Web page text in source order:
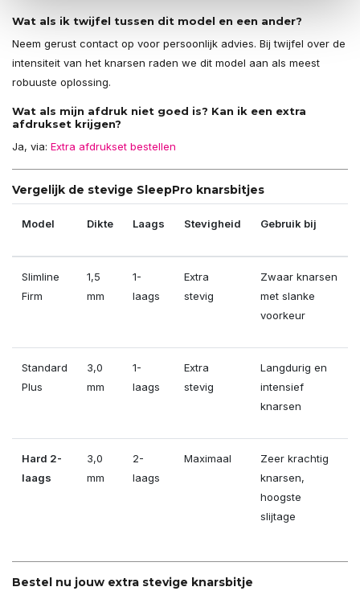
Wat als ik twijfel tussen dit model en een ander?
Neem gerust contact op voor persoonlijk advies. Bij twijfel over de
intensiteit van het knarsen raden we dit model aan als meest
robuuste oplossing.
Wat als mijn afdruk niet goed is? Kan ik een extra
afdrukset krijgen?
Ja, via: Extra afdrukset bestellen
Vergelijk de stevige SleepPro knarsbitjes
Model Dikte Laags Stevigheid Gebruik bij
Slimline
Firm
1,5
mm
1-
laags
Extra
stevig
Zwaar knarsen
met slanke
voorkeur
Standard
Plus
3,0
mm
1-
laags
Extra
stevig
Langdurig en
intensief
knarsen
Hard 2-
laags
3,0
mm
2-
laags
Maximaal
Zeer krachtig
knarsen,
hoogste
slijtage
Bestel nu jouw extra stevige knarsbitje